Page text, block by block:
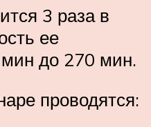
3 раза в
ее
мин до 270 мин.
проводятся: